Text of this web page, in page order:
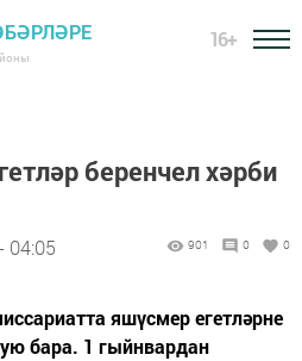
16+
беренчел хәрби
04:05 901 0 0
яшүсмер егетләрне
бара. 1 гыйнвардан